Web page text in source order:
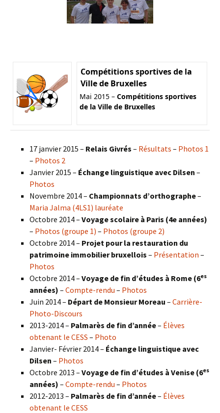
Compétitions sportives de la
Ville de Bruxelles
Mai 2015 – Compétitions sportives
de la Ville de Bruxelles
17 janvier 2015 – Relais Givrés – Résultats – Photos 1
– Photos 2
Janvier 2015 – Échange linguistique avec Dilsen –
Photos
Novembre 2014 – Championnats d’orthographe–
Maria Jalma (4LS1) lauréate
Octobre 2014 – Voyage scolaire à Paris (4e années)
– Photos (groupe 1) – Photos (groupe 2)
Octobre 2014 – Projet pour la restauration du
patrimoine immobilier bruxellois – Présentation –
Photos
Octobre 2014 – Voyage de fin d’études à Rome (6es
années) – Compte-rendu – Photos
Juin 2014 – Départ de Monsieur Moreau – Carrière-
Photo-Discours
2013-2014 – Palmarès de fin d’année– Élèves
obtenant le CESS – Photo
Janvier- Février 2014 – Échange linguistique avec
Dilsen – Photos
Octobre 2013 – Voyage de fin d’études à Venise (6es
années) – Compte-rendu – Photos
2012-2013 – Palmarès de fin d’année– Élèves
obtenant le CESS